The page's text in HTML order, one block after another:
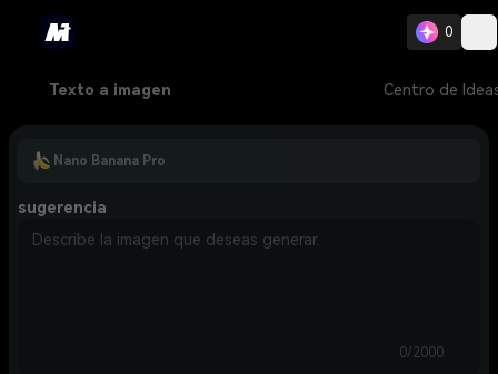
0
Texto a imagen Centro de
Nano Banana Pro
sugerencia
0/2000